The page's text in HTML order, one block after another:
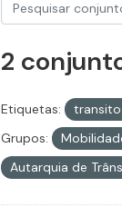
2
Etiquetas: transito
Grupos:
Autarquia de